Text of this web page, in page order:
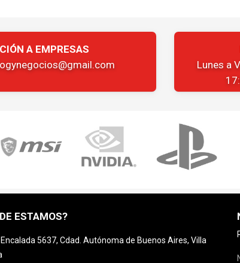
A EMPRESAS
Lunes a
ESTAMOS?
5637, Cdad. Autónoma de Buenos Aires, Villa